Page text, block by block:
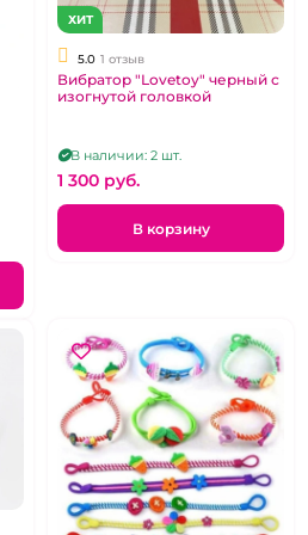
ХИТ
5.0 1 отзыв
Вибратор "Lovetoy" черный с
изогнутой головкой
В наличии: 2 шт.
1 300 pуб.
В корзину